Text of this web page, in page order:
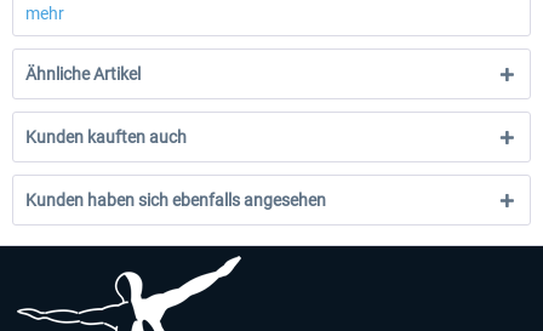
mehr
Ähnliche Artikel
Kunden kauften auch
Kunden haben sich ebenfalls angesehen